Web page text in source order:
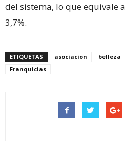
del sistema, lo que equivale
3,7%.
ETIQUETAS asociacion belleza
Franquicias